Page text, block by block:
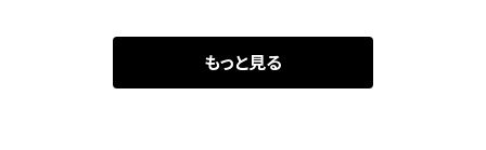
もっと見る